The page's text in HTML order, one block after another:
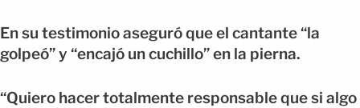
En su testimonio aseguró que el cantante “la
golpeó” y “encajó un cuchillo” en la pierna.
“Quiero hacer totalmente responsable que si algo